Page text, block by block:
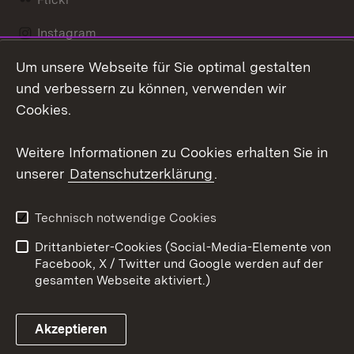
Instagram
Social Wall
Link zum Landesportal
Barrierefreiheit
Benutzungshinweise
Impressum
Cookies
Um unsere Webseite für Sie optimal gestalten
und verbessern zu können, verwenden wir
Cookies.
Weitere Informationen zu Cookies erhalten Sie in
unserer Datenschutzerklärung.
Technisch notwendige Cookies
Drittanbieter-Cookies (Social-Media-Elemente von
Facebook, X / Twitter und Google werden auf der
gesamten Webseite aktiviert.)
Akzeptieren